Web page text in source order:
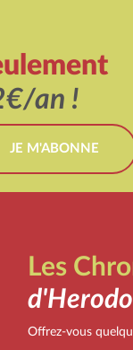
an !
JE M'ABONNE
Les
Offrez-vous